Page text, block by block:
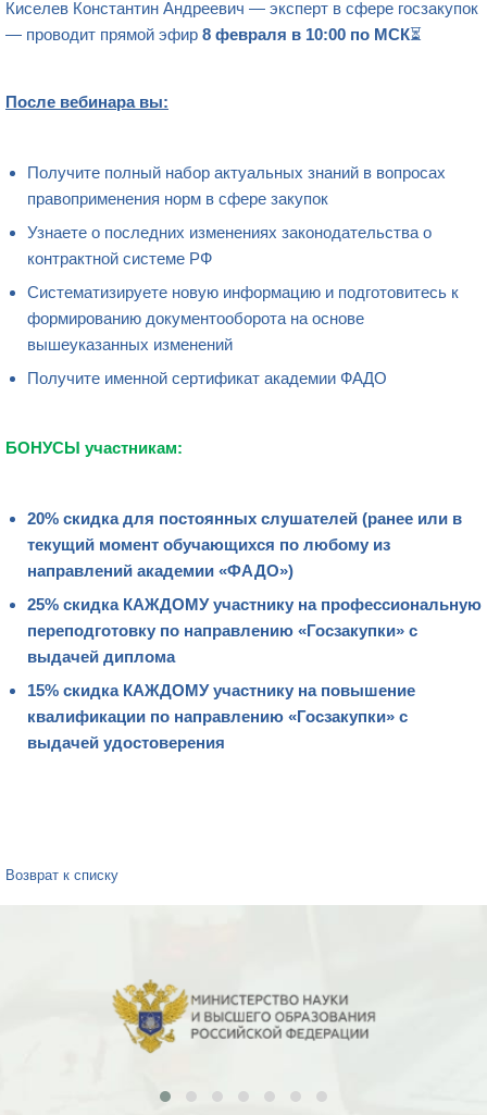
Киселев Константин Андреевич — эксперт в сфере госзакупок
— проводит прямой эфир 8 февраля в 10:00 по МСК⏳
После вебинара вы:
Получите полный набор актуальных знаний в вопросах
правоприменения норм в сфере закупок
Узнаете о последних изменениях законодательства о
контрактной системе РФ
Систематизируете новую информацию и подготовитесь к
формированию документооборота на основе
вышеуказанных изменений
Получите именной сертификат академии ФАДО
БОНУСЫ участникам:
20% скидка для постоянных слушателей (ранее или в
текущий момент обучающихся по любому из
направлений академии «ФАДО»)
25% скидка КАЖДОМУ участнику на профессиональную
переподготовку по направлению «Госзакупки» с
выдачей диплома
15% скидка КАЖДОМУ участнику на повышение
квалификации по направлению «Госзакупки» с
выдачей удостоверения
Возврат к списку